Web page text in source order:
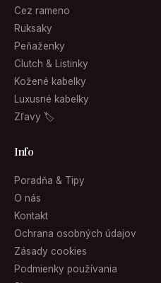
Cez rameno
Ruksaky
Peňaženky
Clutch & Listinky
Kožené kabelky
Luxusné kabelky
Zľavy 🏷
Info
Poradňa & Tipy
O nás
Kontakt
Ochrana osobných údajov
Zásady cookies
Podmienky používania